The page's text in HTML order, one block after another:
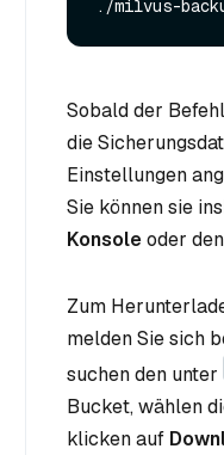
Sobald der
die
Einstellungen
Sie können sie
Konsoleoder den
Zum
melden Sie sich
suchen den unter
Bucket, wählen
klicken auf